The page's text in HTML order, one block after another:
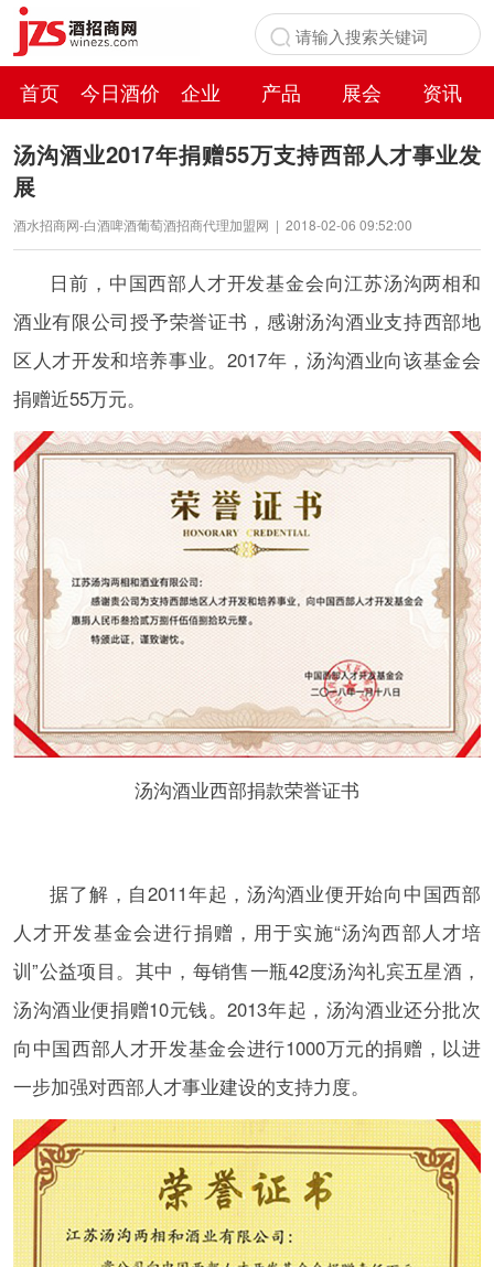
首页 今日酒价 企业 产品 展会
资讯
百科
汤沟酒业2017年捐赠55万支持西部人才事业发
展
酒水招商网-白酒啤酒葡萄酒招商代理加盟网 | 2018-02-06 09:52:00
日前，中国西部人才开发基金会向江苏汤沟两相和
酒业有限公司授予荣誉证书，感谢汤沟酒业支持西部地
区人才开发和培养事业。2017年，汤沟酒业向该基金会
捐赠近55万元。
汤沟酒业西部捐款荣誉证书
据了解，自2011年起，汤沟酒业便开始向中国西部
人才开发基金会进行捐赠，用于实施“汤沟西部人才培
训”公益项目。其中，每销售一瓶42度汤沟礼宾五星酒，
汤沟酒业便捐赠10元钱。2013年起，汤沟酒业还分批次
向中国西部人才开发基金会进行1000万元的捐赠，以进
一步加强对西部人才事业建设的支持力度。